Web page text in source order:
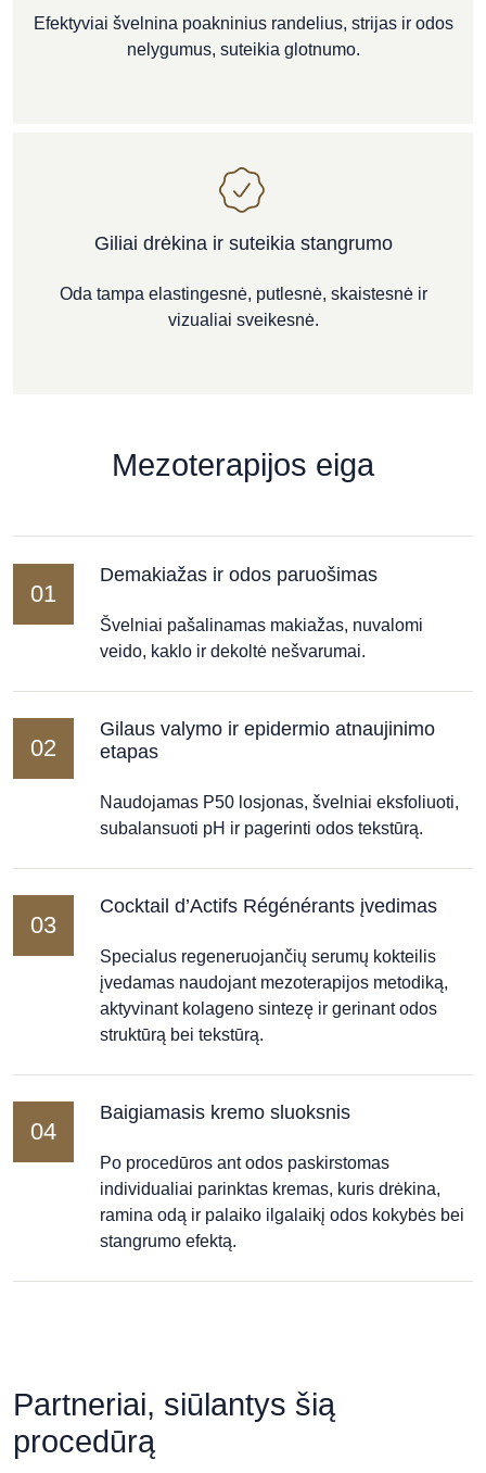
Efektyviai švelnina poakninius randelius, strijas ir odos
nelygumus, suteikia glotnumo.
Giliai drėkina ir suteikia stangrumo
Oda tampa elastingesnė, putlesnė, skaistesnė ir
vizualiai sveikesnė.
Mezoterapijos eiga
01
Demakiažas ir odos paruošimas
Švelniai pašalinamas makiažas, nuvalomi
veido, kaklo ir dekoltė nešvarumai.
02
Gilaus valymo ir epidermio atnaujinimo
etapas
Naudojamas P50 losjonas, švelniai eksfoliuoti,
subalansuoti pH ir pagerinti odos tekstūrą.
03
Cocktail d’Actifs Régénérants įvedimas
Specialus regeneruojančių serumų kokteilis
įvedamas naudojant mezoterapijos metodiką,
aktyvinant kolageno sintezę ir gerinant odos
struktūrą bei tekstūrą.
04
Baigiamasis kremo sluoksnis
Po procedūros ant odos paskirstomas
individualiai parinktas kremas, kuris drėkina,
ramina odą ir palaiko ilgalaikį odos kokybės bei
stangrumo efektą.
Partneriai, siūlantys šią
procedūrą